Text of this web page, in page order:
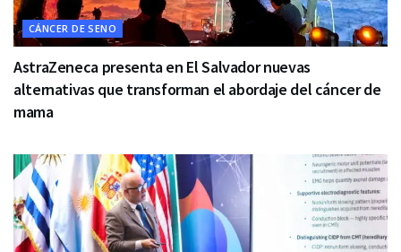
CÁNCER DE SENO
AstraZeneca presenta en El Salvador nuevas
alternativas que transforman el abordaje del cáncer de
mama